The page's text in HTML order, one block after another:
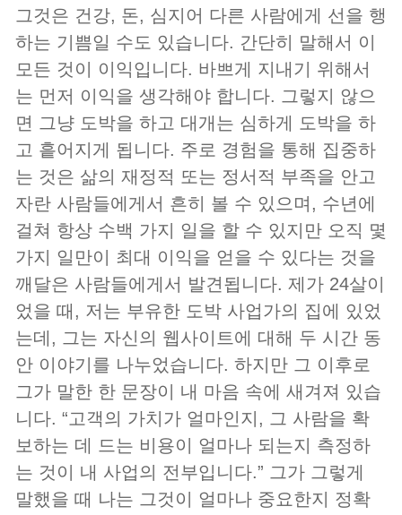
그것은 건강, 돈, 심지어 다른 사람에게 선을 행
하는 기쁨일 수도 있습니다. 간단히 말해서 이
모든 것이 이익입니다. 바쁘게 지내기 위해서
는 먼저 이익을 생각해야 합니다. 그렇지 않으
면 그냥 도박을 하고 대개는 심하게 도박을 하
고 흩어지게 됩니다. 주로 경험을 통해 집중하
는 것은 삶의 재정적 또는 정서적 부족을 안고
자란 사람들에게서 흔히 볼 수 있으며, 수년에
걸쳐 항상 수백 가지 일을 할 수 있지만 오직 몇
가지 일만이 최대 이익을 얻을 수 있다는 것을
깨달은 사람들에게서 발견됩니다. 제가 24살이
었을 때, 저는 부유한 도박 사업가의 집에 있었
는데, 그는 자신의 웹사이트에 대해 두 시간 동
안 이야기를 나누었습니다. 하지만 그 이후로
그가 말한 한 문장이 내 마음 속에 새겨져 있습
니다. “고객의 가치가 얼마인지, 그 사람을 확
보하는 데 드는 비용이 얼마나 되는지 측정하
는 것이 내 사업의 전부입니다.” 그가 그렇게
말했을 때 나는 그것이 얼마나 중요한지 정확